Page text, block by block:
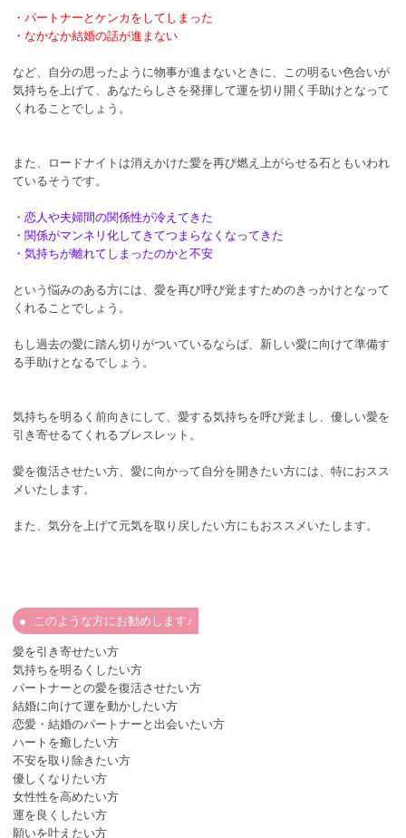
・パートナーとケンカをしてしまった
・なかなか結婚の話が進まない
など、自分の思ったように物事が進まないときに、この明るい色合いが
気持ちを上げて、あなたらしさを発揮して運を切り開く手助けとなって
くれることでしょう。
また、ロードナイトは消えかけた愛を再び燃え上がらせる石ともいわれ
ているそうです。
・恋人や夫婦間の関係性が冷えてきた
・関係がマンネリ化してきてつまらなくなってきた
・気持ちが離れてしまったのかと不安
という悩みのある方には、愛を再び呼び覚ますためのきっかけとなって
くれることでしょう。
もし過去の愛に踏ん切りがついているならば、新しい愛に向けて準備す
る手助けとなるでしょう。
気持ちを明るく前向きにして、愛する気持ちを呼び覚まし、優しい愛を
引き寄せるてくれるブレスレット。
愛を復活させたい方、愛に向かって自分を開きたい方には、特におスス
メいたします。
また、気分を上げて元気を取り戻したい方にもおススメいたします。
このような方にお勧めします♪
愛を引き寄せたい方
気持ちを明るくしたい方
パートナーとの愛を復活させたい方
結婚に向けて運を動かしたい方
恋愛・結婚のパートナーと出会いたい方
ハートを癒したい方
不安を取り除きたい方
優しくなりたい方
女性性を高めたい方
運を良くしたい方
願いを叶えたい方